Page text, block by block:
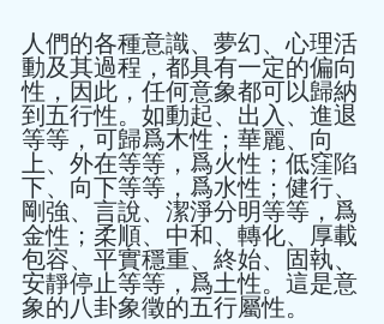
人們的各種意識、夢幻、心理活
動及其過程，都具有一定的偏向
性，因此，任何意象都可以歸納
到五行性。如動起、出入、進退
等等，可歸爲木性；華麗、向
上、外在等等，爲火性；低窪陷
下、向下等等，爲水性；健行、
剛強、言說、潔淨分明等等，爲
金性；柔順、中和、轉化、厚載
包容、平實穩重、終始、固執、
安靜停止等等，爲土性。這是意
象的八卦象徵的五行屬性。